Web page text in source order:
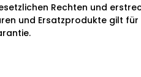
Rechten und
und Ersatzprodukte gilt